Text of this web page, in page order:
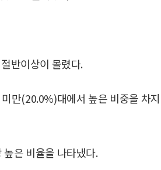
반이상이 몰렸다.
만(20.0%)대에서 높은 비중을 차지
은 비율을 나타냈다.